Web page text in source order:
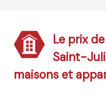
Le prix
Saint-
maisons et